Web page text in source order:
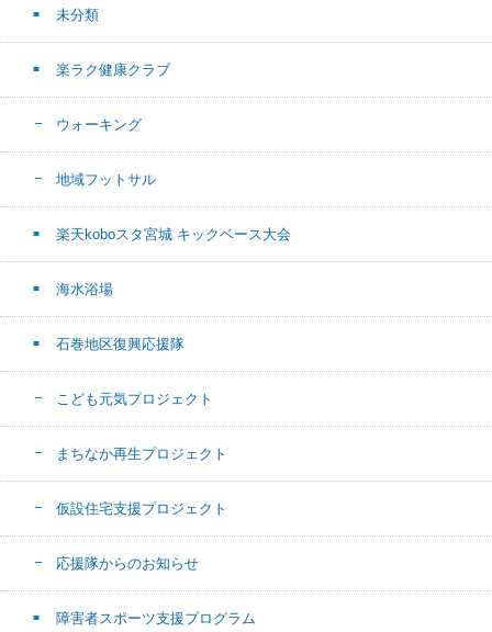
未分類
楽ラク健康クラブ
ウォーキング
地域フットサル
楽天koboスタ宮城 キックベース大会
海水浴場
石巻地区復興応援隊
こども元気プロジェクト
まちなか再生プロジェクト
仮設住宅支援プロジェクト
応援隊からのお知らせ
障害者スポーツ支援プログラム